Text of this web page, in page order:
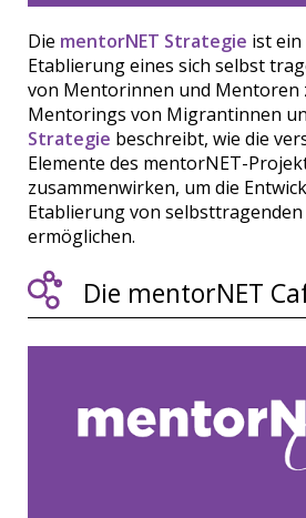
Die mentorNET Strategie ist
Etablierung eines sich selbst
von Mentorinnen und Mentoren
Mentorings von Migrantinnen
Strategie beschreibt, wie die
Elemente des mentorNET-
zusammenwirken, um die
Etablierung von
ermöglichen.
Die mentorNET